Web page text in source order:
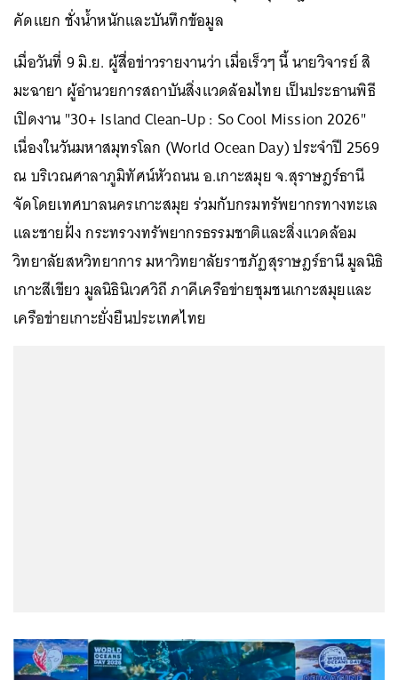
คัดแยก ชั่งน้ำหนักและบันทึกข้อมูล
เมื่อวันที่ 9 มิ.ย. ผู้สื่อข่าวรายงานว่า เมื่อเร็วๆ นี้ นายวิจารย์ สิ
มะฉายา ผู้อำนวยการสถาบันสิ่งแวดล้อมไทย เป็นประธานพิธี
เปิดงาน "30+ Island Clean-Up : So Cool Mission 2026"
เนื่องในวันมหาสมุทรโลก (World Ocean Day) ประจำปี 2569
ณ บริเวณศาลาภูมิทัศน์หัวถนน อ.เกาะสมุย จ.สุราษฎร์ธานี
จัดโดยเทศบาลนครเกาะสมุย ร่วมกับกรมทรัพยากรทางทะเล
และชายฝั่ง กระทรวงทรัพยากรธรรมชาติและสิ่งแวดล้อม
วิทยาลัยสหวิทยาการ มหาวิทยาลัยราชภัฏสุราษฎร์ธานีมูลนิธิ
เกาะสีเขียว มูลนิธินิเวศวิถีภาคีเครือข่ายชุมชนเกาะสมุยและ
เครือข่ายเกาะยั่งยืนประเทศไทย